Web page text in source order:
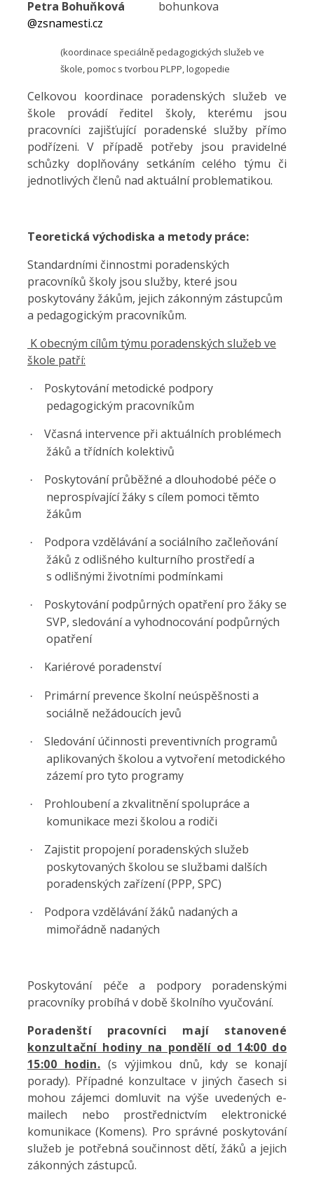
Petra Bohuňková bohunkova
@zsnamesti.cz
(koordinace speciálně pedagogických služeb ve
škole, pomoc s tvorbou PLPP, logopedie
Celkovou koordinace poradenských služeb ve
škole provádí ředitel školy, kterému jsou
pracovníci zajišťující poradenské služby přímo
podřízeni. V případě potřeby jsou pravidelné
schůzky doplňovány setkáním celého týmu či
jednotlivých členů nad aktuální problematikou.
Teoretická východiska a metody práce:
Standardními činnostmi poradenských
pracovníků školy jsou služby, které jsou
poskytovány žákům, jejich zákonným zástupcům
a pedagogickým pracovníkům.
K obecným cílům týmu poradenských služeb ve
škole patří:
·
Poskytování metodické podpory
pedagogickým pracovníkům
·
Včasná intervence při aktuálních problémech
žáků a třídních kolektivů
·
Poskytování průběžné a dlouhodobé péče o
neprospívající žáky s cílem pomoci těmto
žákům
·
Podpora vzdělávání a sociálního začleňování
žáků z odlišného kulturního prostředí a
s odlišnými životními podmínkami
·
Poskytování podpůrných opatření pro žáky se
SVP, sledování a vyhodnocování podpůrných
opatření
· Kariérové poradenství
·
Primární prevence školní neúspěšnosti a
sociálně nežádoucích jevů
·
Sledování účinnosti preventivních programů
aplikovaných školou a vytvoření metodického
zázemí pro tyto programy
·
Prohloubení a zkvalitnění spolupráce a
komunikace mezi školou a rodiči
·
Zajistit propojení poradenských služeb
poskytovaných školou se službami dalších
poradenských zařízení (PPP, SPC)
·
Podpora vzdělávání žáků nadaných a
mimořádně nadaných
Poskytování péče a podpory poradenskými
pracovníky probíhá v době školního vyučování.
Poradenští pracovníci mají stanovené
konzultační hodiny na pondělí od 14:00 do
15:00 hodin. (s výjimkou dnů, kdy se konají
porady). Případné konzultace v jiných časech si
mohou zájemci domluvit na výše uvedených e-
mailech nebo prostřednictvím elektronické
komunikace (Komens). Pro správné poskytování
služeb je potřebná součinnost dětí, žáků a jejich
zákonných zástupců.